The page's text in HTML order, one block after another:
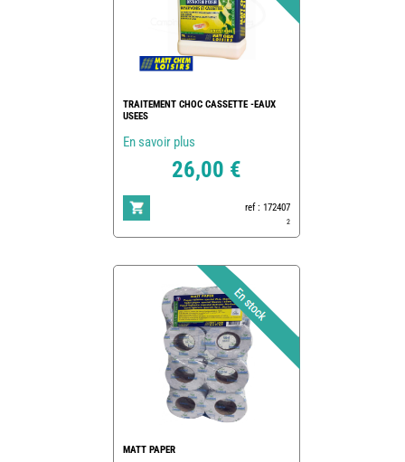
TRAITEMENT CHOC CASSETTE -EAUX
USEES
En savoir plus
26,00 €
ref : 172407
2
MATT PAPER